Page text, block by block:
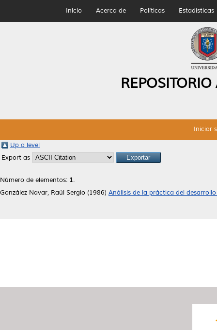
Inicio Acerca de Políticas Estadísticas
Iniciar
Up a level
Export as
Número de elementos: 1.
González Navar, Raúl Sergio (1986) Análisis de la práctica del